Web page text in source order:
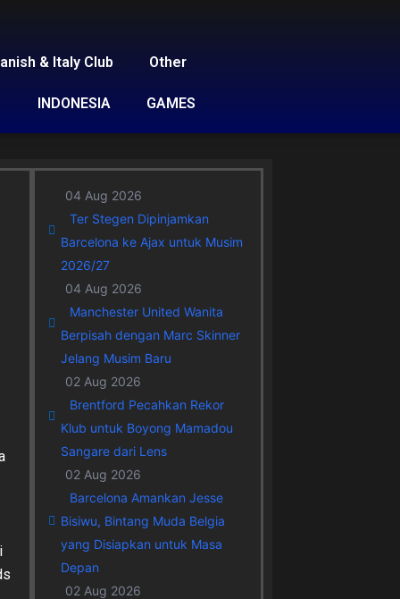
& Italy Club Other
INDONESIA GAMES
04 Aug 2026
Ter Stegen Dipinjamkan
Barcelona ke Ajax untuk Musim
2026/27
04 Aug 2026
Manchester United Wanita
Berpisah dengan Marc Skinner
Jelang Musim Baru
02 Aug 2026
Brentford Pecahkan Rekor
Klub untuk Boyong Mamadou
Sangare dari Lens
02 Aug 2026
Barcelona Amankan Jesse
Bisiwu, Bintang Muda Belgia
yang Disiapkan untuk Masa
Depan
02 Aug 2026